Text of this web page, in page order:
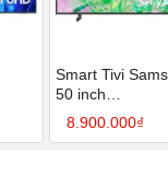
Smart Tivi
50 inch
8.900.000₫